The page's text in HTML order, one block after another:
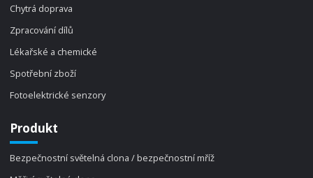
Chytrá doprava
Zpracování dílů
Lékařské a chemické
Spotřební zboží
Fotoelektrické senzory
Produkt
Bezpečnostní světelná clona / bezpečnostní mříž